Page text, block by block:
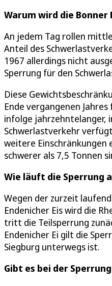
Warum wird die
An jedem Tag rollen
Anteil des
1967 allerdings nicht
Sperrung für den
Diese
Ende vergangenen
infolge jahrzehntelanger,
Schwerlastverkehr
weitere Einschränkungen
schwerer als 7,5 Tonnen
Wie läuft die Sperrung
Wegen der zurzeit
Endenicher Eis wird die
tritt die Teilsperrung
Endenicher Ei gilt die
Siegburg unterwegs ist.
Gibt es bei der